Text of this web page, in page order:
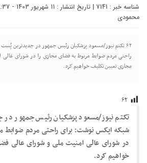
شناسه خبر : 7141 | تاریخ انتشار : 11 شهریور 1403 - 18:37 | ارسال توسط :
محمودی
۶۲ تکتم نیوز/مسعود پزشکیان رئیس جمهور در جدیدترین
راحتی مردم ضوابط مربوط به فضای مجازی را در شورای
مجازی تعیین تکلیف خواهیم کرد.
۶۲
تکتم نیوز/مسعود پزشکیان رئیس جمهور
شبکه ایکس نوشت: برای راحتی مردم ضوابط
در شورای عالی امنیت ملی و شورای عالی
خواهیم کرد.